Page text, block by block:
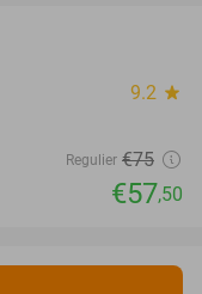
9.2 star
Regulier €75
€57,50